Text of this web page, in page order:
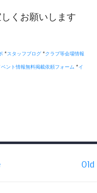
くお願いします
*スタッフブログ *クラブ等会場情報
ベント情報無料掲載依頼フォーム *イ
Old